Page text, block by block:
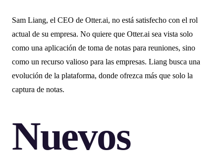
Sam Liang, el CEO de Otter.ai, no está satisfecho con el rol
actual de su empresa. No quiere que Otter.ai sea vista solo
como una aplicación de toma de notas para reuniones, sino
como un recurso valioso para las empresas. Liang busca una
evolución de la plataforma, donde ofrezca más que solo la
captura de notas.
Nuevos